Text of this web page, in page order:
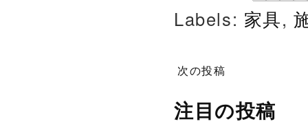
Labels: 家具,
次の投稿
注目の投稿